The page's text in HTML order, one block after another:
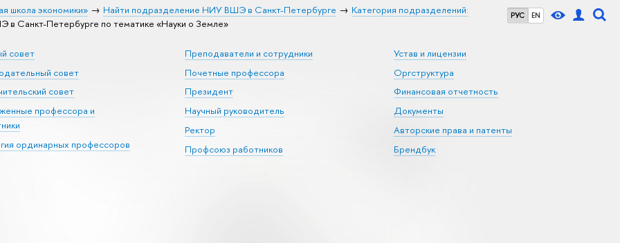
РУС EN
школа экономики» Найти подразделение НИУ ВШЭ в Санкт-Петербурге
Категория подразделений:
Санкт-Петербурге по тематике «Науки о Земле»
совет
совет
совет
профессора и
ординарных профессоров
Преподаватели и сотрудники
Почетные профессора
Президент
Научный руководитель
Ректор
Профсоюз работников
Устав и лицензии
Оргструктура
Финансовая отчетность
Документы
Авторские права и патенты
Брендбук